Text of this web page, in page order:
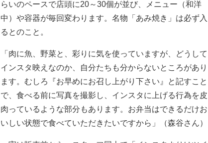
らいのペースで店頭に20～30個が並び、メニュー（和洋
中）や容器が毎回変わります。名物「あみ焼き」は必ず入
るとのこと。
「肉に魚、野菜と、彩りに気を使っていますが、どうして
インスタ映えなのか、自分たちも分からないところがあり
ます。むしろ『お早めにお召し上がり下さい』と記すこと
で、食べる前に写真を撮影し、インスタに上げる行為を皮
肉っているような部分もあります。お弁当はできるだけお
いしい状態で食べていただきたいですから」（森谷さん）